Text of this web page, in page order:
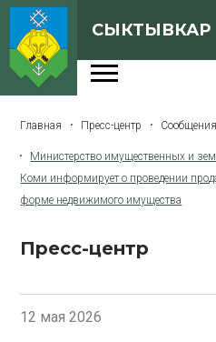
СЫКТЫВКАР
Генеральный план
О Сыктывкаре
Бюджет города
Главная Пресс-центр Сообщения
Министерство имущественных и
Коми информирует о проведении
форме недвижимого имущества
Пресс-центр
12 мая 2026